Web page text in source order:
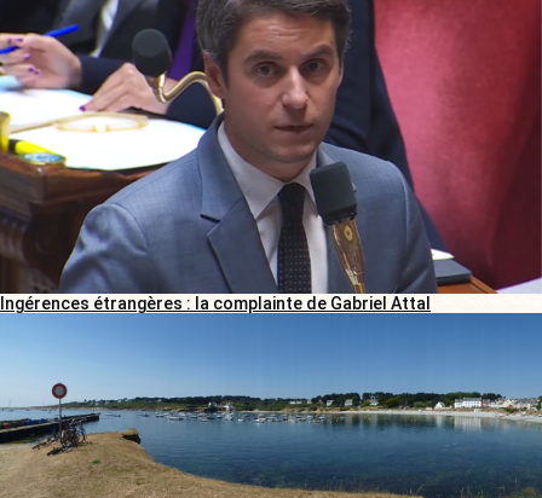
Ingérences étrangères : la complainte de Gabriel Attal